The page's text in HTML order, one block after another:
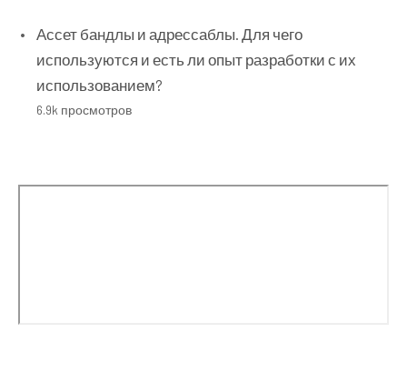
Ассет бандлы и адрессаблы. Для чего
используются и есть ли опыт разработки с их
использованием?
6.9k просмотров